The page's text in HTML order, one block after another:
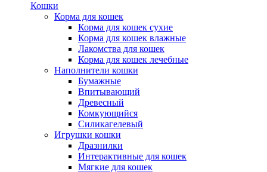
Кошки
Корма для кошек
Корма для кошек сухие
Корма для кошек влажные
Лакомства для кошек
Корма для кошек лечебные
Наполнители кошки
Бумажные
Впитывающий
Древесный
Комкующийся
Силикагелевый
Игрушки кошки
Дразнилки
Интерактивные для кошек
Мягкие для кошек